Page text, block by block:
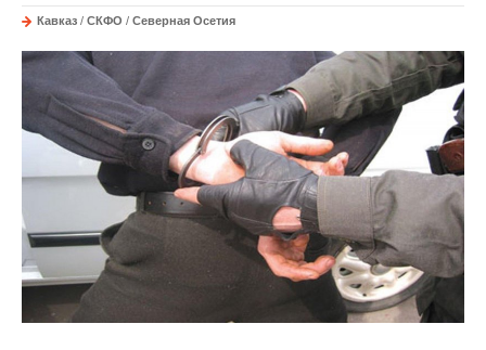
Кавказ / СКФО / Северная Осетия